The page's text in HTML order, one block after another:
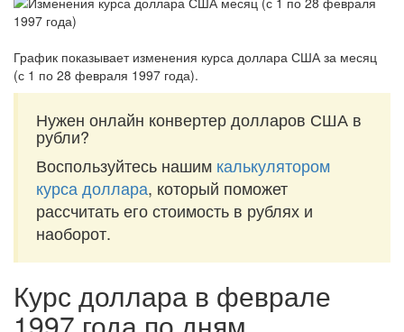
График показывает изменения курса доллара США за месяц
(с 1 по 28 февраля 1997 года).
Нужен онлайн конвертер долларов США в
рубли?
Воспользуйтесь нашим калькулятором
курса доллара, который поможет
рассчитать его стоимость в рублях и
наоборот.
Курс доллара в феврале